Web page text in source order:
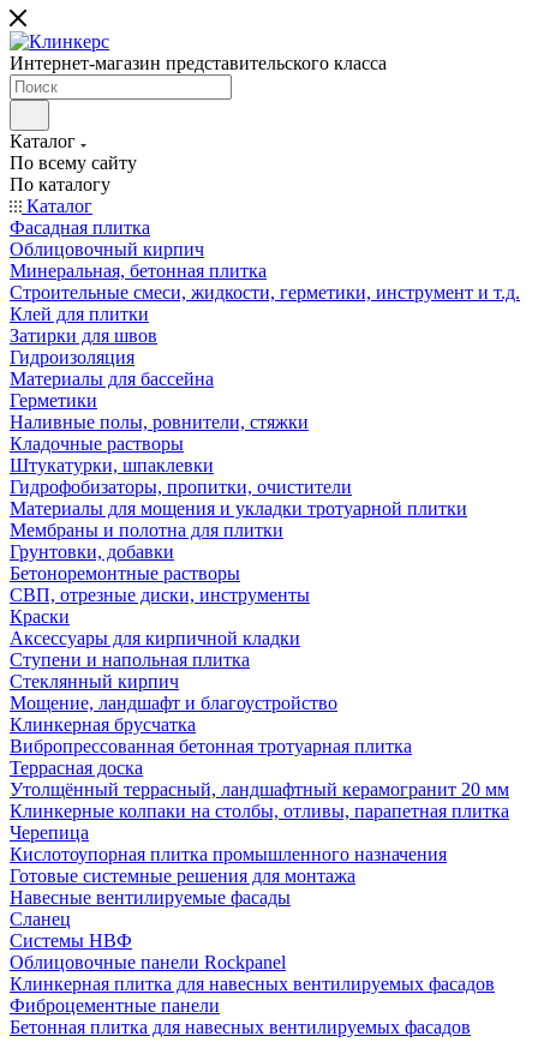
Интернет-магазин представительского класса
Каталог
По всему сайту
По каталогу
Каталог
Фасадная плитка
Облицовочный кирпич
Минеральная, бетонная плитка
Строительные смеси, жидкости, герметики, инструмент и т.д.
Клей для плитки
Затирки для швов
Гидроизоляция
Материалы для бассейна
Герметики
Наливные полы, ровнители, стяжки
Кладочные растворы
Штукатурки, шпаклевки
Гидрофобизаторы, пропитки, очистители
Материалы для мощения и укладки тротуарной плитки
Мембраны и полотна для плитки
Грунтовки, добавки
Бетоноремонтные растворы
СВП, отрезные диски, инструменты
Краски
Аксессуары для кирпичной кладки
Ступени и напольная плитка
Cтеклянный кирпич
Мощение, ландшафт и благоустройство
Клинкерная брусчатка
Вибропрессованная бетонная тротуарная плитка
Террасная доска
Утолщённый террасный, ландшафтный керамогранит 20 мм
Клинкерные колпаки на столбы, отливы, парапетная плитка
Черепица
Кислотоупорная плитка промышленного назначения
Готовые системные решения для монтажа
Навесные вентилируемые фасады
Сланец
Системы НВФ
Облицовочные панели Rockpanel
Клинкерная плитка для навесных вентилируемых фасадов
Фиброцементные панели
Бетонная плитка для навесных вентилируемых фасадов